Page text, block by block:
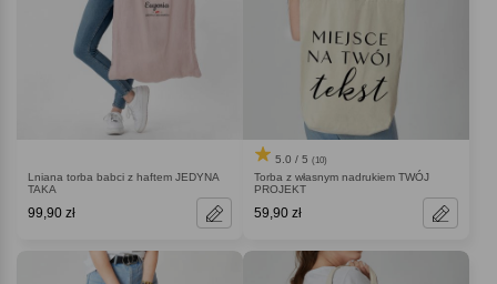
Lniana torba babci z haftem JEDYNA
TAKA
99,90 zł
5.0 / 5 (10)
Torba z własnym nadrukiem TWÓJ
PROJEKT
59,90 zł